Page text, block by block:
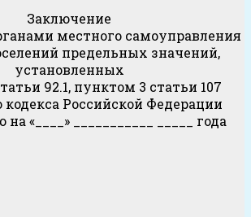
Заключение
местного самоуправления
предельных значений,
установленных
92.1, пунктом 3 статьи 107
Российской Федерации
«____» ___________ _____ года